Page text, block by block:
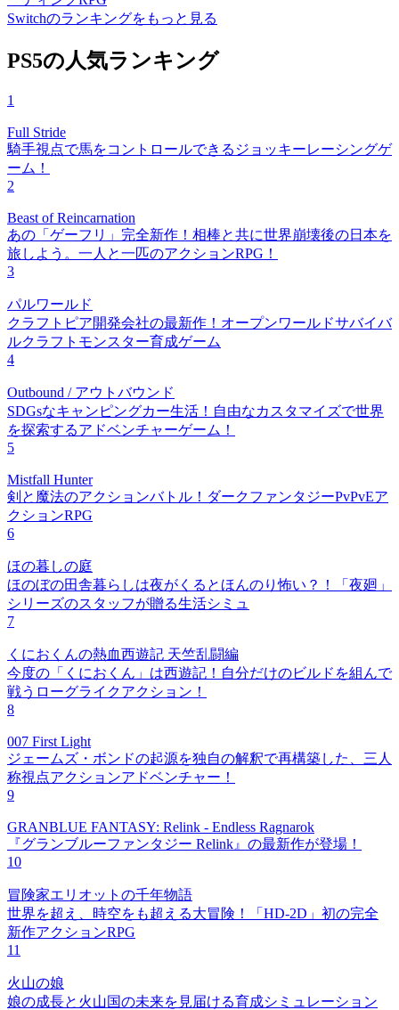
Switchのランキングをもっと見る
PS5の人気ランキング
1
Full Stride
騎手視点で馬をコントロールできるジョッキーレーシングゲ
ーム！
2
Beast of Reincarnation
あの「ゲーフリ」完全新作！相棒と共に世界崩壊後の日本を
旅しよう。一人と一匹のアクションRPG！
3
パルワールド
クラフトピア開発会社の最新作！オープンワールドサバイバ
ルクラフトモンスター育成ゲーム
4
Outbound / アウトバウンド
SDGsなキャンピングカー生活！自由なカスタマイズで世界
を探索するアドベンチャーゲーム！
5
Mistfall Hunter
剣と魔法のアクションバトル！ダークファンタジーPvPvEア
クションRPG
6
ほの暮しの庭
ほのぼの田舎暮らしは夜がくるとほんのり怖い？！「夜廻」
シリーズのスタッフが贈る生活シミュ
7
くにおくんの熱血西遊記 天竺乱闘編
今度の「くにおくん」は西遊記！自分だけのビルドを組んで
戦うローグライクアクション！
8
007 First Light
ジェームズ・ボンドの起源を独自の解釈で再構築した、三人
称視点アクションアドベンチャー！
9
GRANBLUE FANTASY: Relink - Endless Ragnarok
『グランブルーファンタジー Relink』の最新作が登場！
10
冒険家エリオットの千年物語
世界を超え、時空をも超える大冒険！「HD-2D」初の完全
新作アクションRPG
11
火山の娘
娘の成長と火山国の未来を見届ける育成シミュレーション